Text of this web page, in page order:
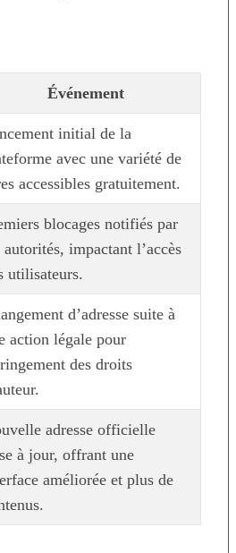
Événement
initial de la
avec une variété de
accessibles gratuitement.
blocages notifiés par
autorités, impactant l’accès
utilisateurs.
d’adresse suite à
action légale pour
des droits
adresse officielle
à jour, offrant une
améliorée et plus de